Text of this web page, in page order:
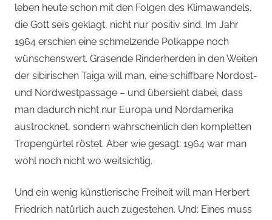
leben heute schon mit den Folgen des Klimawandels,
die Gott sei’s geklagt, nicht nur positiv sind. Im Jahr
1964 erschien eine schmelzende Polkappe noch
wünschenswert. Grasende Rinderherden in den Weiten
der sibirischen Taiga will man, eine schiffbare Nordost-
und Nordwestpassage – und übersieht dabei, dass
man dadurch nicht nur Europa und Nordamerika
austrocknet, sondern wahrscheinlich den kompletten
Tropengürtel röstet. Aber wie gesagt: 1964 war man
wohl noch nicht wo weitsichtig.
Und ein wenig künstlerische Freiheit will man Herbert
Friedrich natürlich auch zugestehen. Und: Eines muss